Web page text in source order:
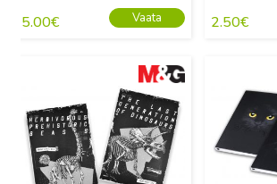
5.00€ Vaata 2.50€